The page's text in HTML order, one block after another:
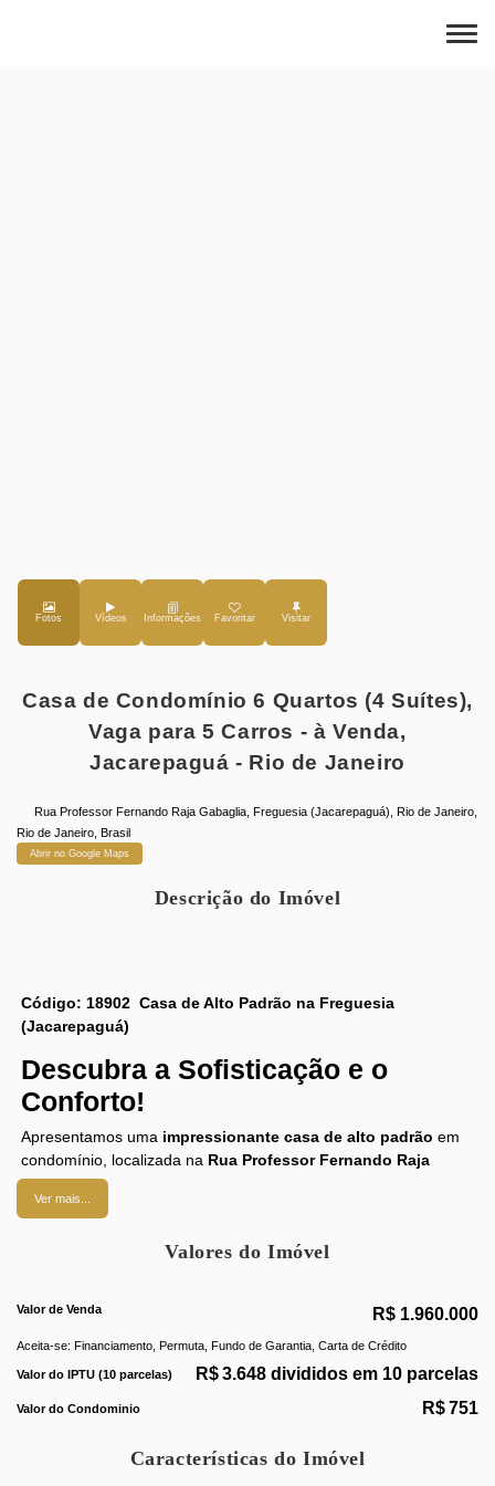
Fotos Vídeos Favoritar
Casa de Condomínio 6 Quartos (4 Suítes),
Vaga para 5 Carros - à Venda,
Jacarepaguá - Rio de Janeiro
Rua Professor Fernando Raja Gabaglia ,Freguesia (Jacarepaguá) ,Rio de Janeiro
Rio de Janeiro Brasil
Abrir no Google Maps
Descrição do Imóvel
Código: 18902 Casa de Alto Padrão na Freguesia
(Jacarepaguá)
Descubra a Sofisticação e o
Conforto!
Apresentamos uma impressionante casa de alto padrão em
condomínio, localizada na Rua Professor Fernando Raja
Gabaglia, na
imóvel é a escolha perfeita para quem busca um lar que
Espaços Amplos e Aconchegantes
: Ao adentrar a casa,
ambientes, projetada para criar uma atmosfera
acolhedora e sofisticada. As grandes janelas
proporcionam uma abundante entrada de luz natural,
Ver mais...
Valores do Imóvel
R$ 1.960.000
Valor de Venda
Aceita-se: Financiamento, Permuta, Fundo de Garantia, Carta de Crédito
Valor do IPTU (10 parcelas) R$3.648 divididos em 10 parcelas
Valor do Condominio R$751
Características do Imóvel